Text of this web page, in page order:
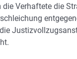
die Verhaftete die